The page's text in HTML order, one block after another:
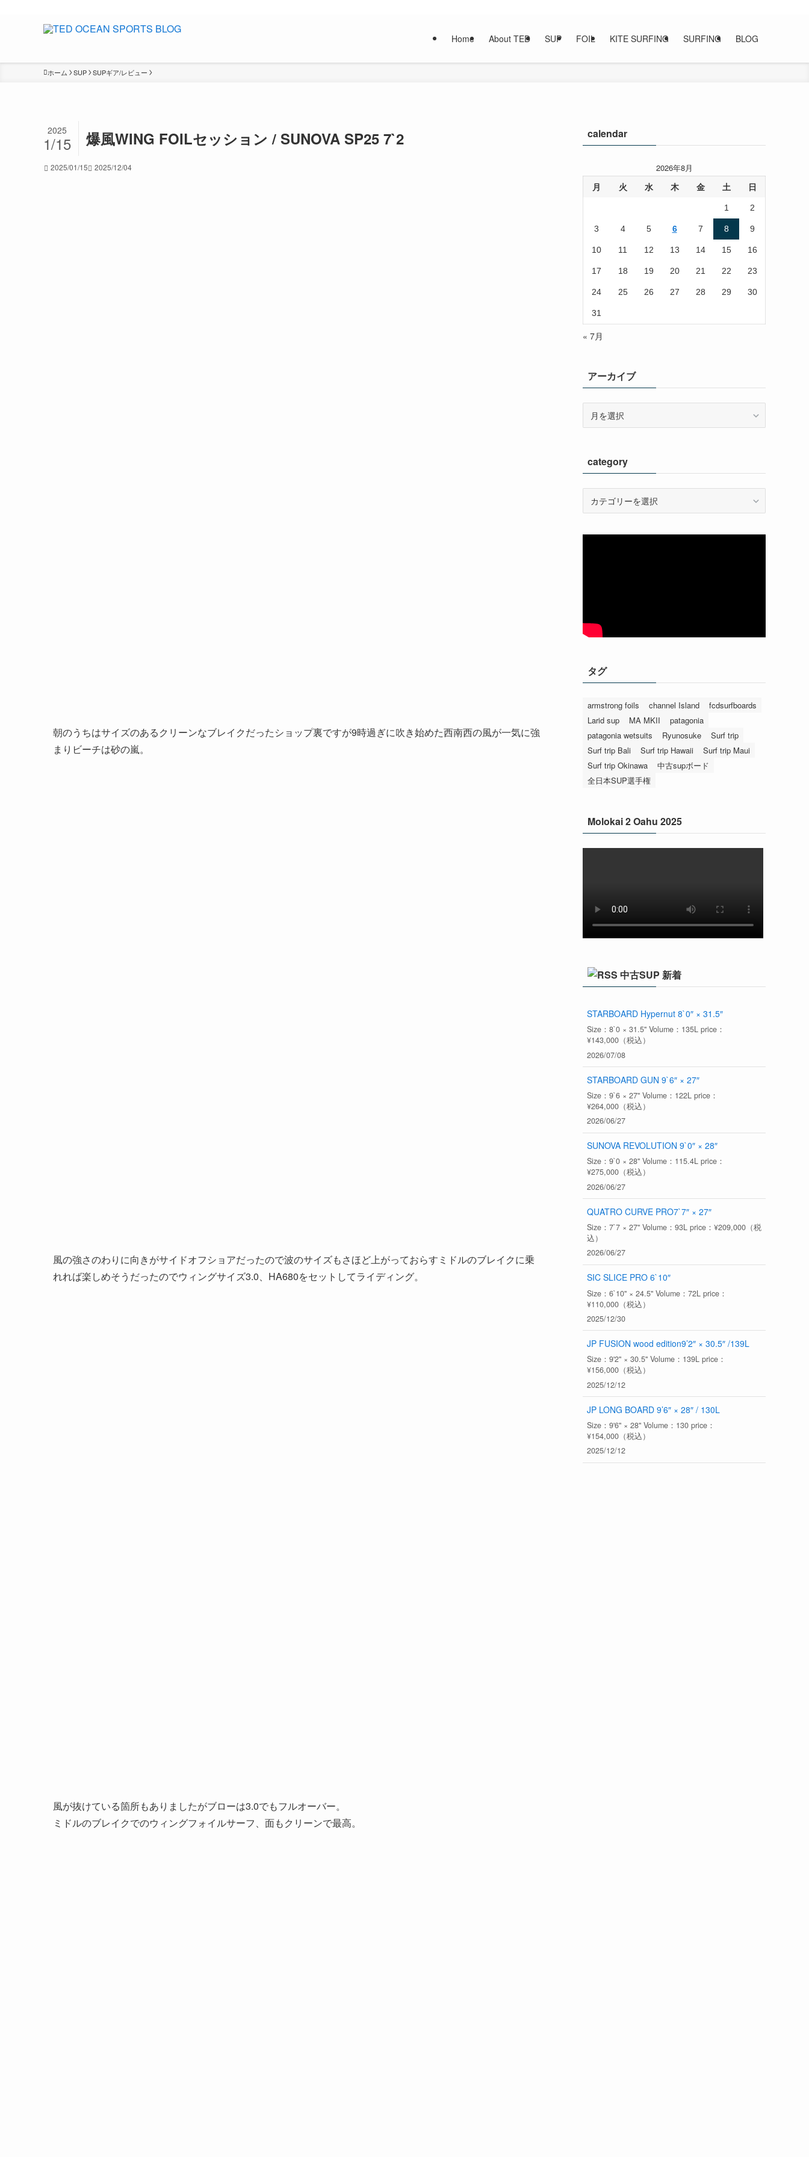
Home About TED SUP FOIL KITE SURFING SURFING BLOG
ホーム SUP SUPギア/レビュー
爆風WING FOILセッション / SUNOVA SP25 7`2
2025
1/15
2025/01/15 2025/12/04
朝のうちはサイズのあるクリーンなブレイクだったショップ裏ですが9時過ぎに吹き始めた西南西の風が一気に強
まりビーチは砂の嵐。
風の強さのわりに向きがサイドオフショアだったので波のサイズもさほど上がっておらすミドルのブレイクに乗
れれば楽しめそうだったのでウィングサイズ3.0、HA680をセットしてライディング。
風が抜けている箇所もありましたがブローは3.0でもフルオーバー。
ミドルのブレイクでのウィングフォイルサーフ、面もクリーンで最高。
calendar
2026年8月
月 火 水 木 金 土 日
1 2
3 4 5 6 7 8 9
10 11 12 13 14 15 16
17 18 19 20 21 22 23
24 25 26 27 28 29 30
31
« 7月
アーカイブ
ブ
category
タグ
armstrong foils channel Island
fcdsurfboards
Larid sup
MA MKII
patagonia
patagonia wetsuits
Ryunosuke
Surf trip
Surf trip Bali
Surf trip Hawaii
Surf trip Maui
Surf trip Okinawa
中古supボード
全日本SUP選手権
Molokai 2 Oahu 2025
中古SUP 新着
STARBOARD Hypernut 8`0″ × 31.5″
2026/07/08
Size：8`0 × 31.5" Volume：135L price：
¥143,000（税込）
STARBOARD GUN 9`6″ × 27″
2026/06/27
Size：9`6 × 27" Volume：122L price：
¥264,000（税込）
SUNOVA REVOLUTION 9`0″ × 28″
2026/06/27
Size：9`0 × 28" Volume：115.4L price：
¥275,000（税込）
QUATRO CURVE PRO7`7″ × 27″
2026/06/27
Size：7`7 × 27" Volume：93L price：¥209,000（税
込）
SIC SLICE PRO 6`10″
2025/12/30
Size：6`10" × 24.5" Volume：72L price：
¥110,000（税込）
JP FUSION wood edition9’2″ × 30.5″ /139L
2025/12/12
Size：9'2" × 30.5" Volume：139L price：
¥156,000（税込）
JP LONG BOARD 9’6″ × 28″ / 130L
2025/12/12
Size：9'6" × 28" Volume：130 price：
¥154,000（税込）